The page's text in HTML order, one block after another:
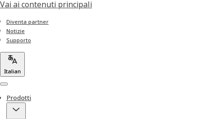
Vai ai contenuti principali
Diventa partner
Notizie
Supporto
Italian
Menu
Prodotti